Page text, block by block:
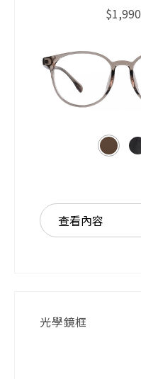
$1,990
查看內容
光學鏡框